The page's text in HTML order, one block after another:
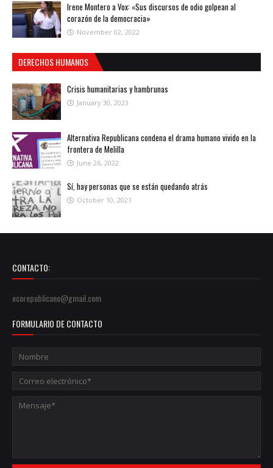
Irene Montero a Vox: «Sus discursos de odio golpean al
corazón de la democracia»
November 02, 2022
DERECHOS HUMANOS
Crisis humanitarias y hambrunas
January 30, 2023
Alternativa Republicana condena el drama humano vivido en la
frontera de Melilla
June 26, 2022
Sí, hay personas que se están quedando atrás
October 10, 2021
CONTACTO:
ecorepublicano@gmail.com
FORMULARIO DE CONTACTO